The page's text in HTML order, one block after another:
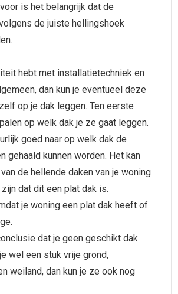
is het belangrijk dat de
de juiste hellingshoek
hebt met installatietechniek en
dan kun je eventueel deze
op je dak leggen. Ten eerste
op welk dak je ze gaat leggen.
goed naar op welk dak de
gehaald kunnen worden. Het kan
de hellende daken van je woning
dat dit een plat dak is.
je woning een plat dak heeft of
dat je geen geschikt dak
wel een stuk vrije grond,
weiland, dan kun je ze ook nog